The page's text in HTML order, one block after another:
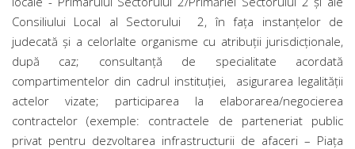
Consiliului Local al Sectorului 2, în faţa instanţelor de
judecată şi a celorlalte organisme cu atribuţii jurisdicţionale,
după caz; consultanţă de specialitate acordată
compartimentelor din cadrul instituţiei, asigurarea legalităţii
actelor vizate; participarea la elaborarea/negocierea
contractelor (exemple: contractele de parteneriat public
privat pentru dezvoltarea infrastructurii de afaceri – Piaţa